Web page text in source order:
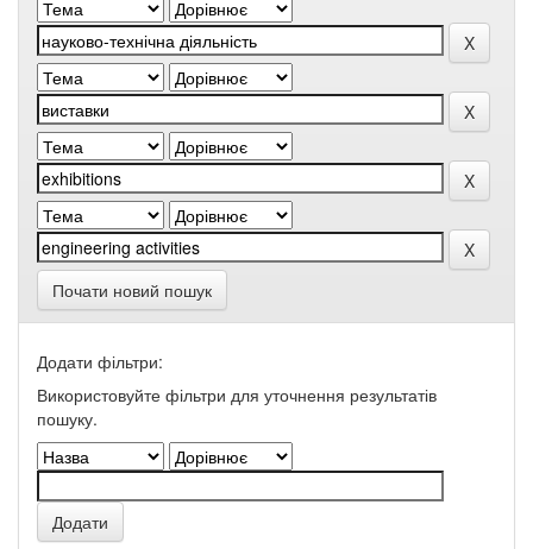
Почати новий пошук
Додати фільтри:
Використовуйте фільтри для уточнення результатів
пошуку.